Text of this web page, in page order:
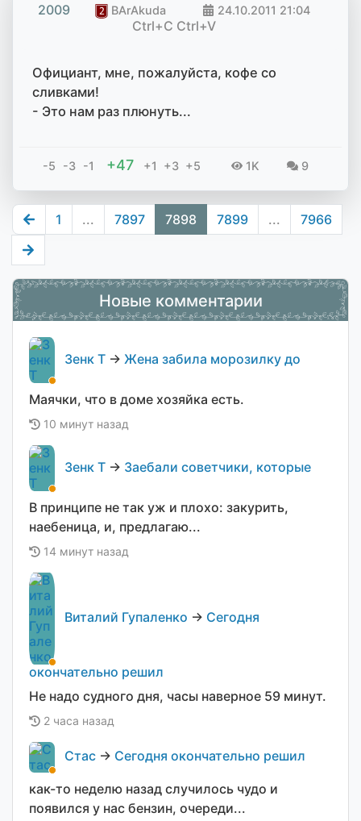
2009 BArAkuda 24.10.2011 21:04
Ctrl+C Ctrl+V
Официант, мне, пожалуйста, кофе со
сливками!
- Это нам раз плюнуть...
-5 -3 -1 +47 +1 +3 +5 1K 9
1 ... 7897 7898 7899 ... 7966
Новые комментарии
Зенк Т → Жена забила морозилку до
Маячки, что в доме хозяйка есть.
10 минут назад
Зенк Т → Заебали советчики, которые
В принципе не так уж и плохо: закурить,
наебеница, и, предлагаю...
14 минут назад
Виталий Гупаленко → Сегодня
окончательно решил
Не надо судного дня, часы наверное 59 минут.
2 часа назад
Стас → Сегодня окончательно решил
как-то неделю назад случилось чудо и
появился у нас бензин, очереди...